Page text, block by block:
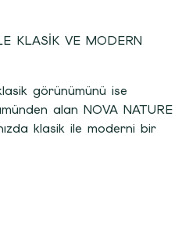
KLASİK VE MODERN
görünümünü ise
alan NOVA NATURE
klasik ile moderni bir